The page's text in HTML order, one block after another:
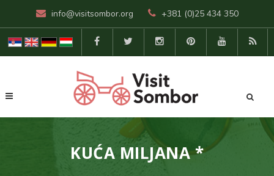
info@visitsombor.org +381 (0)25 434 350
KUĆA MILJANA *